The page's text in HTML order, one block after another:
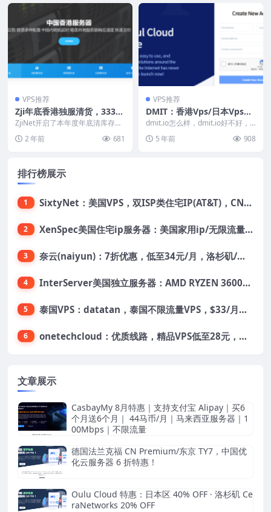
VPS推荐
Zji年底香港独服清货，333
元/月-Gold 6138/32G内存/1
tSSD/30M优化带宽
ZjiNet开启了本年度年底清库存活
至333元/月...
2 年前 681
VPS推荐
DMIT：香港Vps/日本Vps，
1核/768MB内存/10GB SSD
硬盘/2TB流量/1Gbps-2Gbp
s端口，$6.9/月
dmit.io怎么样，dmit.io好不好，d
5 年前 908
排行榜展示
1 SixtyNet：美国VPS，双ISP类住宅IP(AT&T)，CN2 GIA网络，超高DDoS防御，$14/月，2G内存/2核/40gSSD/5T流量/10Gbps带宽
2 XenSpec美国住宅ip服务器：美国家用ip/无限流量/10Gbps独享带宽/449美元/月起，支持支付宝
3 奈云(naiyun)：7折优惠，低至34元/月，洛杉矶/香港机房，三网CN2 GIA/CUII/高防保护，解锁Chatgpt/Tiktok
4 InterServer美国独立服务器：AMD RYZEN 3600X处理器，75美元/月，送40美元
5 泰国VPS：datatan，泰国不限流量VPS，$33/月，4G内存/3核/60gSSD
6 onetechcloud：优质线路，精品VPS低至28元，美国三网原生CN2 GIA（高防可选）、香港CN2、韩国CN2
文章展示
CasbayMy 8月特惠｜支持支付宝 Alipay｜买6
个月送6个月｜ 44马币/月｜马来西亚服务器｜1
00Mbps｜不限流量
德国法兰克福 CN Premium/东京 TY7，中国优
化云服务器 6 折特惠！
Oulu Cloud 特惠：日本区 40% OFF · 洛杉矶 Ce
raNetworks 20% OFF